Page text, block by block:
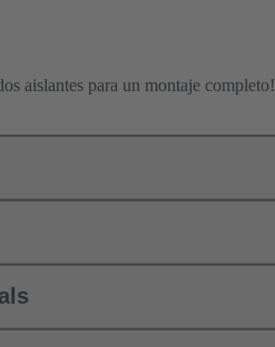
aislantes para un montaje completo!